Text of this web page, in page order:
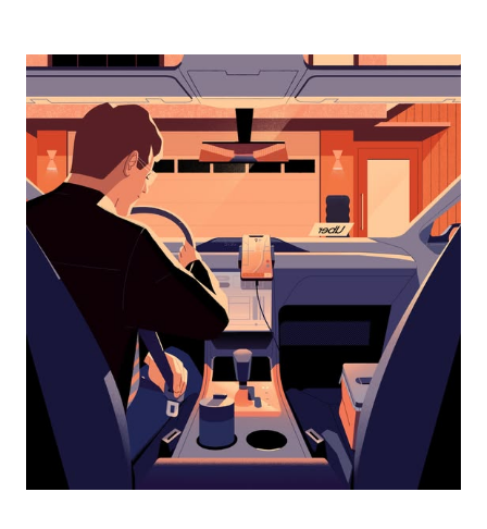
interagir
o
calendário
selecionar
uma
data.
Prima
o
botão
o
calendário.